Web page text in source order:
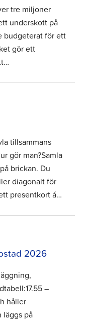
tre miljoner
underskott på
budgeterat för ett
gör ett
tillsammans
gör man?Samla
brickan. Du
diagonalt för
presentkort á…
2026
–
håller
läggs på